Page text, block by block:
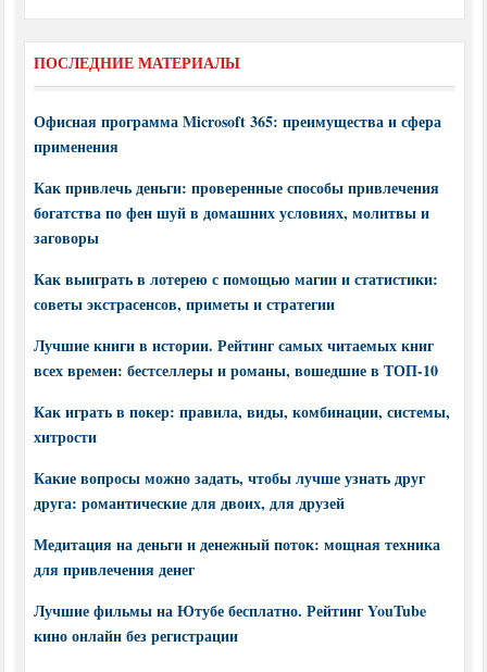
ПОСЛЕДНИЕ МАТЕРИАЛЫ
Офисная программа Microsoft 365: преимущества и сфера
применения
Как привлечь деньги: проверенные способы привлечения
богатства по фен шуй в домашних условиях, молитвы и
заговоры
Как выиграть в лотерею с помощью магии и статистики:
советы экстрасенсов, приметы и стратегии
Лучшие книги в истории. Рейтинг самых читаемых книг
всех времен: бестселлеры и романы, вошедшие в ТОП-10
Как играть в покер: правила, виды, комбинации, системы,
хитрости
Какие вопросы можно задать, чтобы лучше узнать друг
друга: романтические для двоих, для друзей
Медитация на деньги и денежный поток: мощная техника
для привлечения денег
Лучшие фильмы на Ютубе бесплатно. Рейтинг YouTube
кино онлайн без регистрации